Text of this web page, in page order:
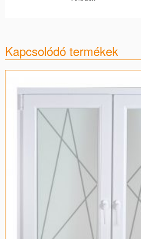
Kapcsolódó termékek